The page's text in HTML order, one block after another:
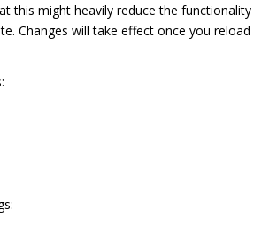
this might heavily reduce the functionality
Changes will take effect once you reload